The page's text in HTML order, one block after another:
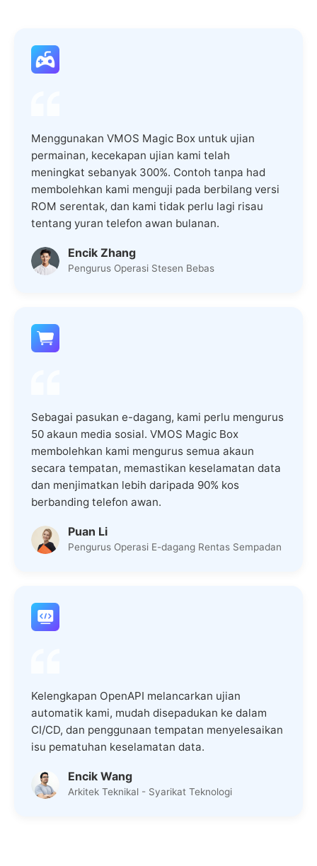
Menggunakan VMOS Magic Box untuk ujian
permainan, kecekapan ujian kami telah
meningkat sebanyak 300%. Contoh tanpa had
membolehkan kami menguji pada berbilang versi
ROM serentak, dan kami tidak perlu lagi risau
tentang yuran telefon awan bulanan.
Encik Zhang
Pengurus Operasi Stesen Bebas
Sebagai pasukan e-dagang, kami perlu mengurus
50 akaun media sosial. VMOS Magic Box
membolehkan kami mengurus semua akaun
secara tempatan, memastikan keselamatan data
dan menjimatkan lebih daripada 90% kos
berbanding telefon awan.
Puan Li
Pengurus Operasi E-dagang Rentas Sempadan
Kelengkapan OpenAPI melancarkan ujian
automatik kami, mudah disepadukan ke dalam
CI/CD, dan penggunaan tempatan menyelesaikan
isu pematuhan keselamatan data.
Encik Wang
Arkitek Teknikal - Syarikat Teknologi